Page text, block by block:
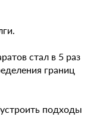
стал в 5 раз
границ
подходы